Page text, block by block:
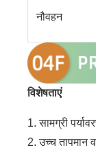
नौवहन
विशेषताएं
1. सामग्री
2. उच्च तापमान